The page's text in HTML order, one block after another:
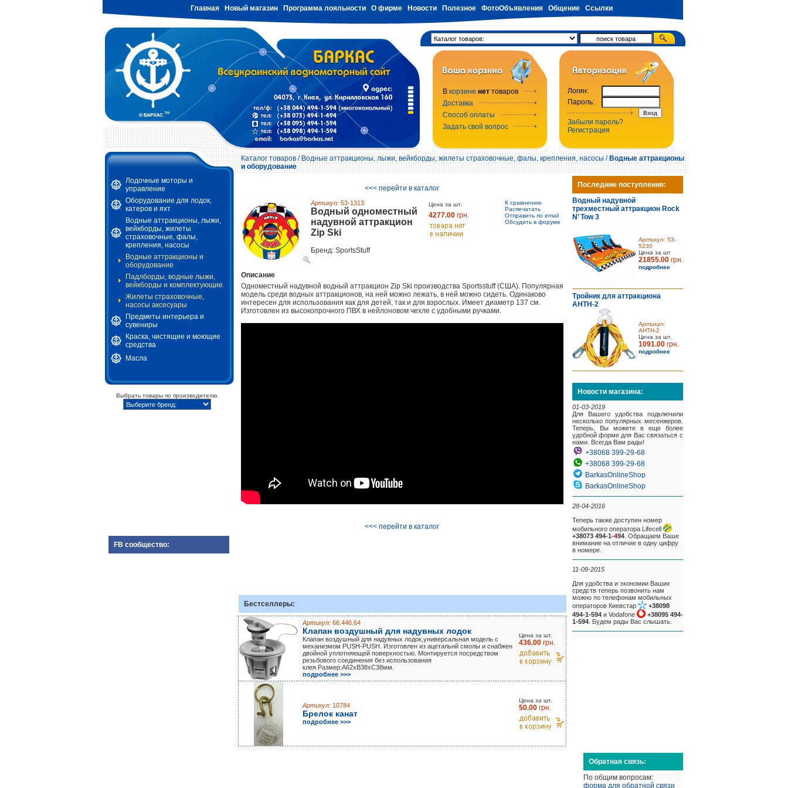
Главная Новый магазин Программа лояльности О фирме Новости Полезное ФотоОбъявления Общение Ссылки
В корзине неттоваров
Доставка
Способ оплаты
Задать свой вопрос
Логин:
Пароль:
Забыли пароль?
Регистрация
Каталог товаров/Водные аттракционы, лыжи, вейкборды, жилеты страховочные, фалы, крепления, насосы/ Водные аттракционы
и оборудование
Лодочные моторы и
управление
Оборудование для лодок,
катеров и яхт
Водные аттракционы, лыжи,
вейкборды, жилеты
страховочные, фалы,
крепления, насосы
Водные аттракционы и
оборудование
Падлборды, водные лыжи,
вейкборды и комплектующие.
Жилеты страховочные,
насосы аксесуары
Предметы интерьера и
сувениры
Краска, чистящие и моющие
средства
Масла
Выбрать товары по производителю
FB сообщество:
<<< перейти в каталог
Артикул:53-1313
Водный одноместный
надувной аттракцион
Zip Ski
Бренд: SportsStuff
Цена за шт.
4277.00грн.
К сравнению
Распечатать
Отправить по email
Обсудить в форуме
Описание
Одноместный надувной водный аттракцион Zip Ski производства Sportsstuff (США). Популярная
модель среди водных аттракционов, на ней можно лежать, в ней можно сидеть. Одинаково
интересен для использования как для детей, так и для взрослых. Имеет диаметр 137 см.
Изготовлен из высокопрочного ПВХ в нейлоновом чехле с удобными ручками.
<<< перейти в каталог
Бестселлеры:
Артикул:66.446.64
Клапан воздушный для надувных лодок
Клапан воздушный для надувных лодок,универсальная модель с
механизмом PUSH-PUSH. Изготовлен из ацетальнй смолы и снабжен
двойной уплотняющей поверхностью. Монтируется посредством
резьбового соединения без использования
клея.Размер:А62хВ38хС38мм.
подробнее >>>
Цена за шт.
436.00грн.
Артикул:10784
Брелок канат
подробнее >>>
Цена за шт.
50.00грн.
Последние поступления:
Водный надувной
трехместный аттракцион Rock
N’ Tow 3
Артикул:53-
5230
Цена за шт
21855.00грн.
подробнее
Тройник для аттракциона
AHTH-2
Артикул:
AHTH-2
Цена за шт.
1091.00грн.
подробнее
Новости магазина:
01-03-2019
Для Вашего удобства подключили
несколько популярных месенжеров.
Теперь, Вы можете в еще более
удобной форме для Вас связаться с
нами. Всегда Вам рады!
+38068 399-29-68
+38068 399-29-68
BarkasOnlineShop
BarkasOnlineShop
28-04-2016
Теперь также доступен номер
мобильного оператора Lifecell
+38073 494-1-494. Обращаем Ваше
внимание на отличие в одну цифру
в номере.
11-09-2015
Для удобства и экономии Ваших
средств теперь позвонить нам
можно по телефонам мобильных
операторов Киевстар
+38098
494-1-594и Vodafone
+38095 494-
1-594. Будем рады Вас слышать.
Обратная связь:
По общим вопросам:
форма для обратной связи